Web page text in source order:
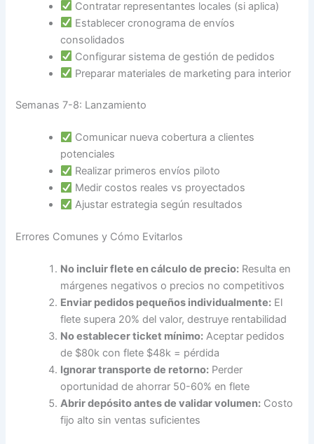
Contratar representantes locales (si aplica)
Establecer cronograma de envíos
consolidados
Configurar sistema de gestión de pedidos
Preparar materiales de marketing para interior
Semanas 7-8: Lanzamiento
Comunicar nueva cobertura a clientes
potenciales
Realizar primeros envíos piloto
Medir costos reales vs proyectados
Ajustar estrategia según resultados
Errores Comunes y Cómo Evitarlos
No incluir flete en cálculo de precio: Resulta en
márgenes negativos o precios no competitivos
Enviar pedidos pequeños individualmente: El
flete supera 20% del valor, destruye rentabilidad
No establecer ticket mínimo: Aceptar pedidos
de $80k con flete $48k = pérdida
Ignorar transporte de retorno: Perder
oportunidad de ahorrar 50-60% en flete
Abrir depósito antes de validar volumen: Costo
fijo alto sin ventas suficientes